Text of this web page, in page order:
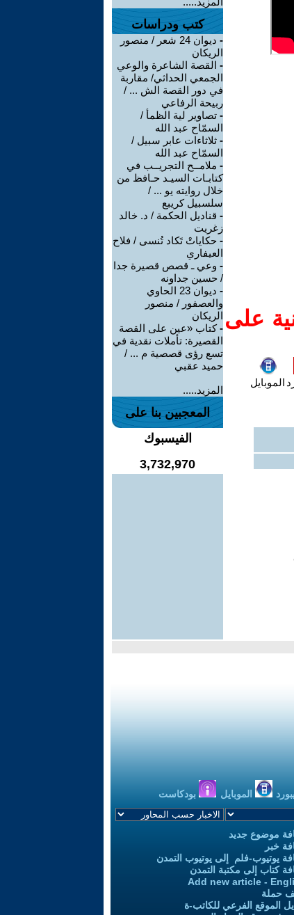
على
الموبايل
كتب ودراسات
-
ديوان 24 شعر / منصور
الريكان
- القصة الشاعرة والوعي
الجمعي الحداثي/ مقاربة
في دور القصة الش ... /
ربيحة الرفاعي
- تصاوير لية الظمأ /
السمّاح عبد الله
- ثلاثاءات عابر سبيل /
السمّاح عبد الله
- ملامــح التجريــب في
كتابـات السيـد حـافظ من
خلال روايته يو ... /
سلسبيل كريبع
- قناديل الحكمة / د. خالد
زغريت
- حكاياتْ تَكاد تُنسى / فلاح
العيفاري
- وعي ـ قصص قصيرة جدا
/ حسين جداونه
-
ديوان 23 الحاوي
والعصفور / منصور
الريكان
-كتاب «عين على القصة
القصيرة: تأملات نقدية في
تسع رؤى قصصية م ... /
حميد عقبي
المزيد.....
المعجبين بنا على
الفيسبوك
3,732,970
الموبايل بودكاست
موضوع جديد
خبر
يوتيوب-فلم إلى يوتيوب التمدن
كتاب إلى مكتبة التمدن
Add new article -
حملة
الموقع الفرعي للكاتب-ة